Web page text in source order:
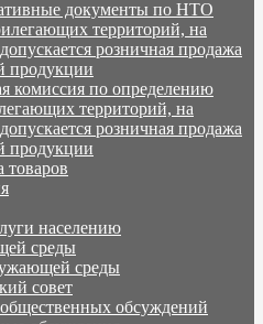
документы по НТО
территорий, на
розничная продажа
продукции
комиссия по определению
территорий, на
розничная продажа
продукции
товаров
населению
среды
среды
совет
обсуждений